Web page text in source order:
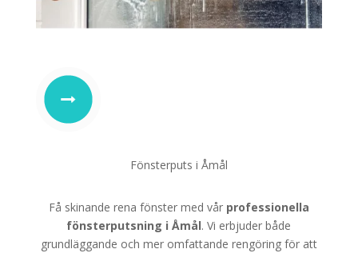
Fönsterputs i Åmål
Få skinande rena fönster med vår professionella
fönsterputsning i Åmål. Vi erbjuder både
grundläggande och mer omfattande rengöring för att